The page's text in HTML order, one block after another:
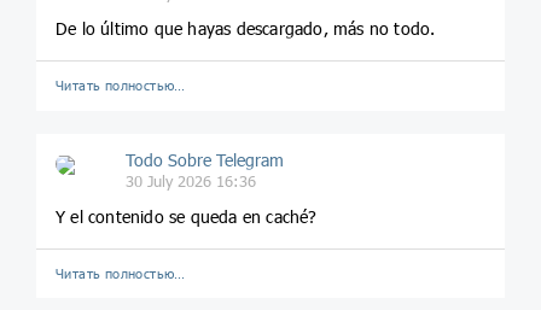
De lo último que hayas descargado, más no todo.
Читать полностью…
Todo Sobre Telegram
30 July 2026 16:36
Y el contenido se queda en caché?
Читать полностью…